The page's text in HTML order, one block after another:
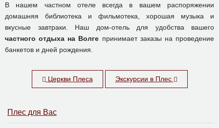
В нашем частном отеле всегда в вашем распоряжении
домашняя библиотека и фильмотека, хорошая музыка и
вкусные завтраки. Наш дом-отель для удобства вашего
частного отдыха на Волге принимает заказы на проведение
банкетов и дней рождения.
Церкви Плеса Экскурсии в Плес
Плес для Вас